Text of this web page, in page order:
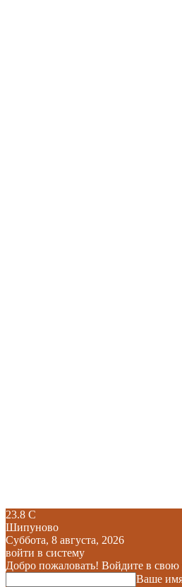
23.8 C
Шипуново
Суббота, 8 августа, 2026
войти в систему
Добро пожаловать! Войдите в свою
Ваше имя